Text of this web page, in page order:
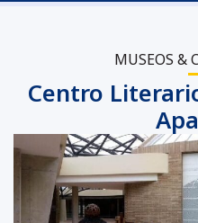
MUSEOS &
Centro